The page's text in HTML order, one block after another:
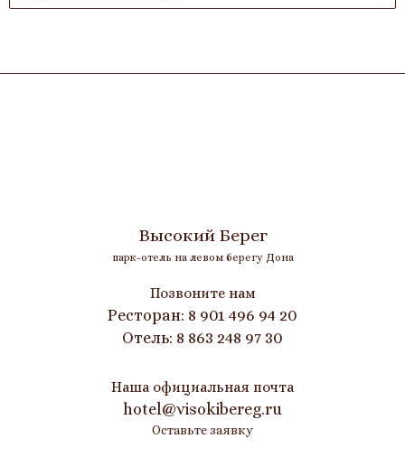
Высокий Берег
парк-отель на левом берегу Дона
Позвоните нам
Ресторан: 8 901 496 94 20
Отель: 8 863 248 97 30
Наша официальная почта
hotel@visokibereg.ru
Оставьте заявку